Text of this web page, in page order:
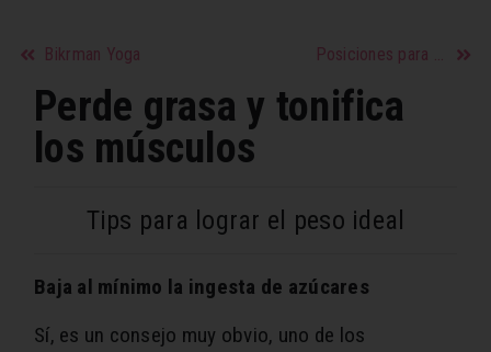
Bikrman Yoga Posiciones para masturbarme si soy mujer
Perde grasa y tonifica
los músculos
Tips para lograr el peso ideal
Baja al mínimo la ingesta de azúcares
Sí, es un consejo muy obvio, uno de los